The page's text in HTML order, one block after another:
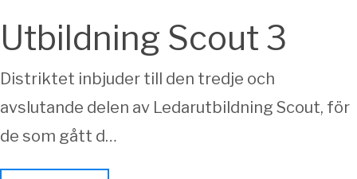
Utbildning Scout 3
Distriktet inbjuder till den tredje och
avslutande delen av Ledarutbildning Scout, för
de som gått d…